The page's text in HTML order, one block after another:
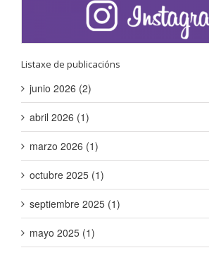
Listaxe de publicacións
junio 2026 (2)
abril 2026 (1)
marzo 2026 (1)
octubre 2025 (1)
septiembre 2025 (1)
mayo 2025 (1)